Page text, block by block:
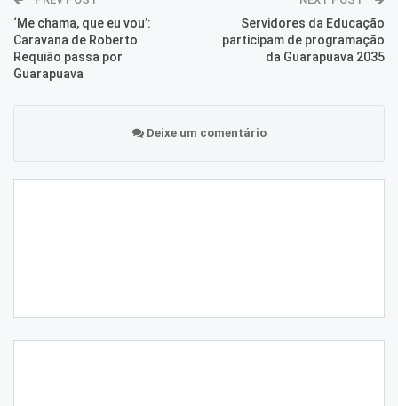
‘Me chama, que eu vou’:
Caravana de Roberto
Requião passa por
Guarapuava
Servidores da Educação
participam de programação
da Guarapuava 2035
Deixe um comentário